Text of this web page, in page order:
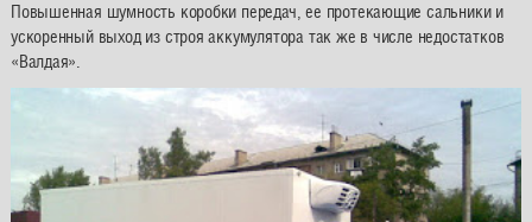
Повышенная шумность коробки передач, ее протекающие сальники и
ускоренный выход из строя аккумулятора так же в числе недостатков
«Валдая».